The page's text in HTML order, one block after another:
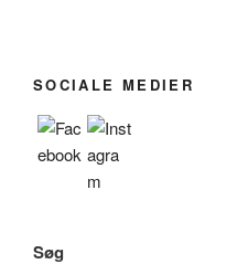
SOCIALE MEDIER
Søg